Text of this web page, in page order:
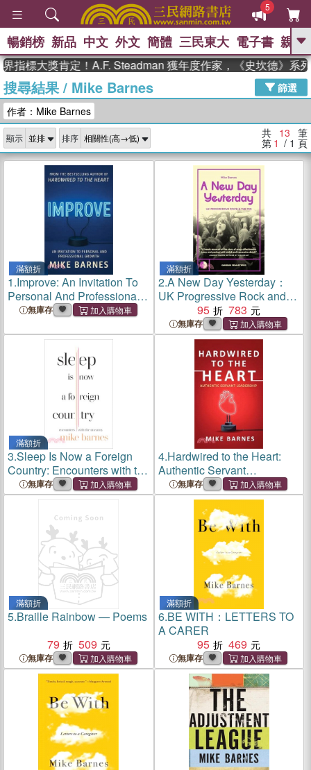
5
GO
熱搜： 高希均教授回憶錄
、 The Odyssey 、 父親節 、 如果歷
獎 臺灣漫遊錄 、 方念華 、 台灣的李
登輝時代
數學女孩：黎曼猜想 、
偉大的迷走神經
暢銷榜 新品 中文 外文 簡體 三民東大 電子書 親子
標大獎肯定！A.F. Steadman 獲年度作家，《史坎德》系列
搜尋結果/ Mike Barnes
篩選
作者：Mike Barnes
顯示 排序 共 13 筆
第 1 / 1 頁
滿額折
1.Improve: An Invitation To
Personal And Professional
Growth
無庫存
滿額折
2.A New Day Yesterday：
UK Progressive Rock and
the 1970s
95 783
無庫存
滿額折
3.Sleep Is Now a Foreign
Country: Encounters with the
Uncanny
無庫存
4.Hardwired to the Heart:
Authentic Servant
Leadership
無庫存
滿額折
5.Braille Rainbow ― Poems
79
509
無庫存
滿額折
6.BE WITH：LETTERS TO
A CARER
95
469
無庫存